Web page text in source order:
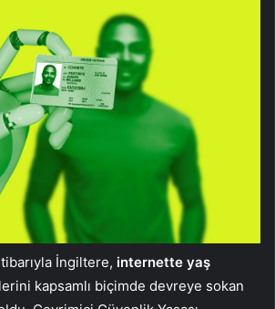
İngiltere, internette yaş
kapsamlı biçimde devreye sokan